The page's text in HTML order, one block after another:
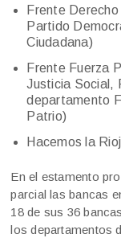
Frente
Partido
Ciudadana)
Frente Fuerza
Justicia Social,
departamento
Patrio)
Hacemos la
En el estamento
parcial las bancas
18 de sus 36
los departamentos